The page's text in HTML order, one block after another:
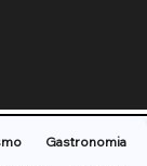
Gastronomia